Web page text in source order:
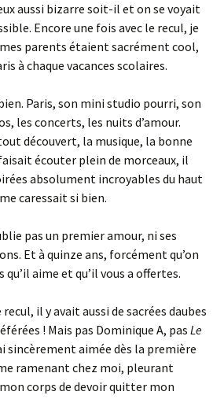
aussi bizarre soit-il et on se voyait
Encore une fois avec le recul, je
parents étaient sacrément cool,
à chaque vacances scolaires.
Paris, son mini studio pourri, son
les concerts, les nuits d’amour.
tout découvert, la musique, la bonne
écouter plein de morceaux, il
absolument incroyables du haut
caressait si bien.
pas un premier amour, ni ses
Et à quinze ans, forcément qu’on
qu’il aime et qu’il vous a offertes.
il y avait aussi de sacrées daubes
! Mais pas Dominique A, pas Le
sincèrement aimée dès la première
ramenant chez moi, pleurant
corps de devoir quitter mon